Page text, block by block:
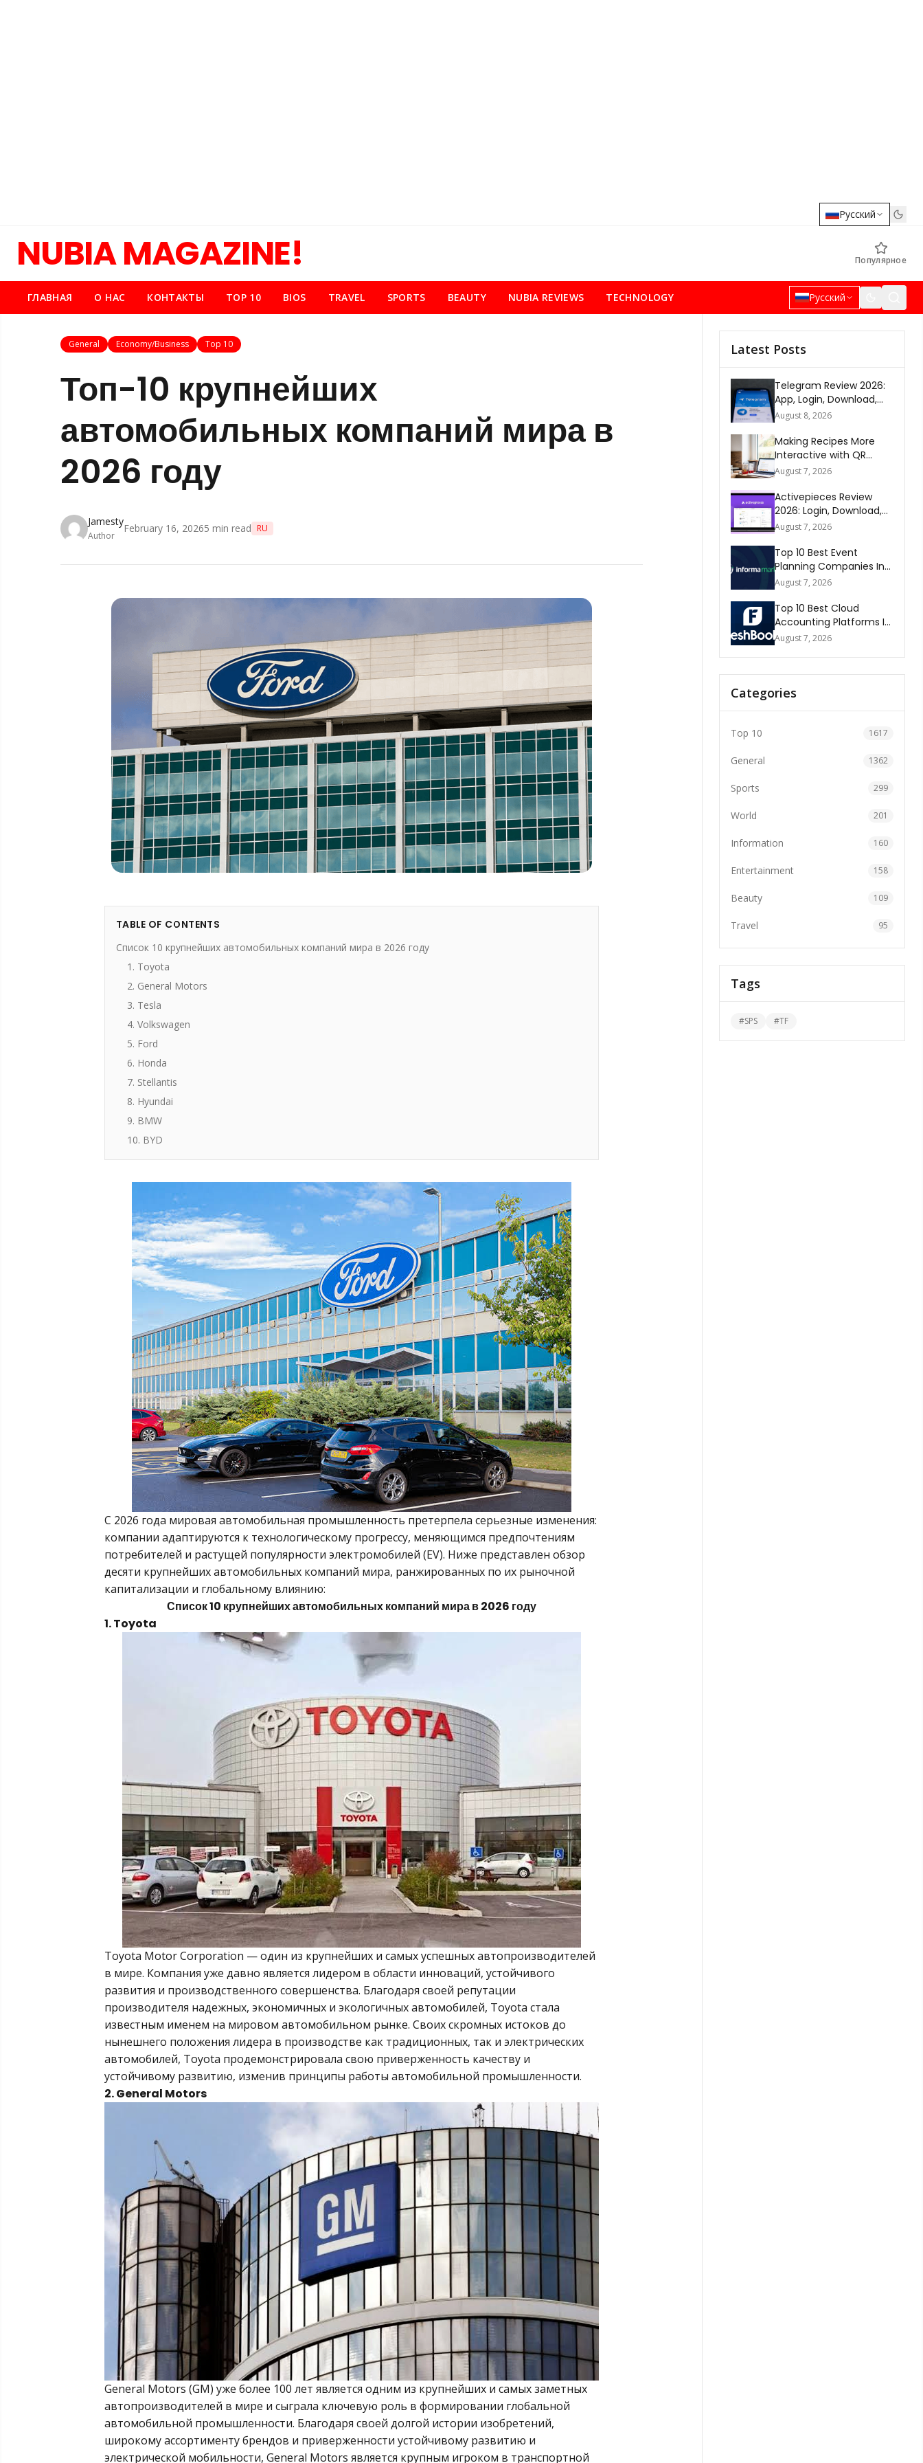
Русский
NUBIA MAGAZINE! Популярное
ГЛАВНАЯ О НАС КОНТАКТЫ TOP 10 BIOS TRAVEL SPORTS BEAUTY NUBIA REVIEWS TECHNOLOGY Русский
General Economy/Business Top 10
Топ-10 крупнейших
автомобильных компаний мира в
2026 году
Jamesty
Author
February 16, 20265 min read RU
TABLE OF CONTENTS
Список 10 крупнейших автомобильных компаний мира в 2026 году
1. Toyota
2. General Motors
3. Tesla
4. Volkswagen
5. Ford
6. Honda
7. Stellantis
8. Hyundai
9. BMW
10. BYD
С 2026 года мировая автомобильная промышленность претерпела серьезные изменения:
компании адаптируются к технологическому прогрессу, меняющимся предпочтениям
потребителей и растущей популярности электромобилей (EV). Ниже представлен обзор
десяти крупнейших автомобильных компаний мира, ранжированных по их рыночной
капитализации и глобальному влиянию:
Список 10 крупнейших автомобильных компаний мира в 2026 году
1. Toyota
Toyota Motor Corporation — один из крупнейших и самых успешных автопроизводителей
в мире. Компания уже давно является лидером в области инноваций, устойчивого
развития и производственного совершенства. Благодаря своей репутации
производителя надежных, экономичных и экологичных автомобилей, Toyota стала
известным именем на мировом автомобильном рынке. Своих скромных истоков до
нынешнего положения лидера в производстве как традиционных, так и электрических
автомобилей, Toyota продемонстрировала свою приверженность качеству и
устойчивому развитию, изменив принципы работы автомобильной промышленности.
2. General Motors
General Motors (GM) уже более 100 лет является одним из крупнейших и самых заметных
автопроизводителей в мире и сыграла ключевую роль в формировании глобальной
автомобильной промышленности. Благодаря своей долгой истории изобретений,
широкому ассортименту брендов и приверженности устойчивому развитию и
электрической мобильности, General Motors является крупным игроком в транспортной
Latest Posts
Telegram Review 2026:
App, Login, Download,
Web, Signup & FAQs
August 8, 2026
Making Recipes More
Interactive with QR
Codes
August 7, 2026
Activepieces Review
2026: Login, Download,
AI, Pricing, Automation &
August 7, 2026
Top 10 Best Event
Planning Companies In
The World 2026
August 7, 2026
Top 10 Best Cloud
Accounting Platforms In
The World 2026
August 7, 2026
Categories
Top 10 1617
General 1362
Sports 299
World 201
Information 160
Entertainment 158
Beauty 109
Travel 95
Tags
#SPS #TF